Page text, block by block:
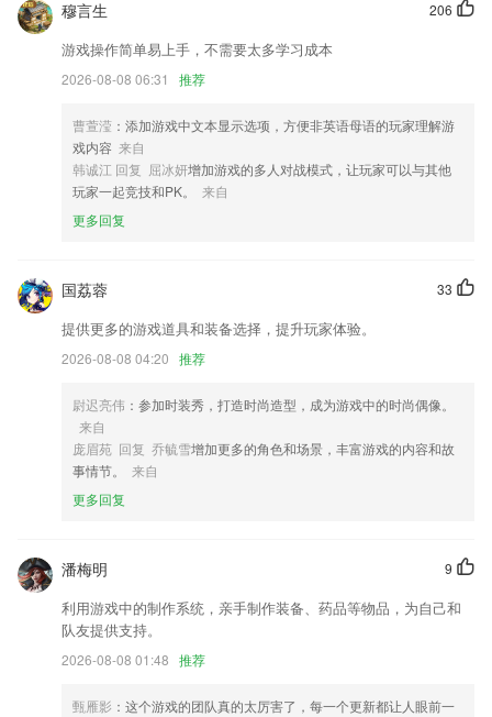
精选找书更方便，给你想看；
修复已知的BUG，功能优化。
等待客服费时费力，汇总疑难杂症，自助对症下药
：共鸣海翻新了界面，现在切换和浏览更方便了；
修复隐私政策内容；
用商店进行打分评论，说出您的使用经历，以帮助我们更好的对产品进行
优化修改。
206
穆言生
游戏操作简单易上手，不需要太多学习成本
2026-08-08 06:31 推荐
曹萱滢 ：添加游戏中文本显示选项，方便非英语母语的玩家理解游
戏内容 来自
韩诚江 回复 屈冰妍增加游戏的多人对战模式，让玩家可以与其他
玩家一起竞技和PK。
来自
更多回复
33
国荔蓉
提供更多的游戏道具和装备选择，提升玩家体验。
2026-08-08 04:20 推荐
尉迟亮伟 ：参加时装秀，打造时尚造型，成为游戏中的时尚偶像。
来自
庞眉苑 回复 乔毓雪增加更多的角色和场景，丰富游戏的内容和故
事情节。
来自
更多回复
9
潘梅明
利用游戏中的制作系统，亲手制作装备、药品等物品，为自己和
队友提供支持。
2026-08-08 01:48 推荐
甄雁影 ：这个游戏的团队真的太厉害了，每一个更新都让人眼前一